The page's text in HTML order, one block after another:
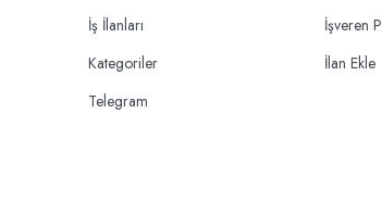
İş İlanları
Kategoriler
Telegram
İşveren
İlan Ekle